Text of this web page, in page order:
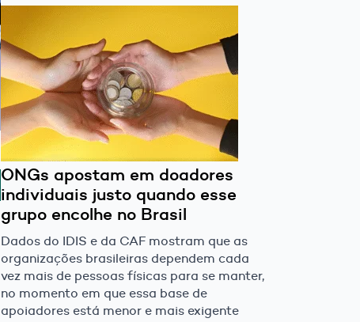
ONGs apostam em doadores
individuais justo quando esse
grupo encolhe no Brasil
Dados do IDIS e da CAF mostram que as
organizações brasileiras dependem cada
vez mais de pessoas físicas para se manter,
no momento em que essa base de
apoiadores está menor e mais exigente